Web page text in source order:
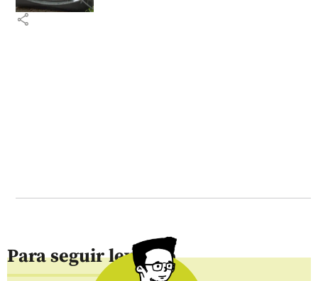
share
Para seguir leyendo